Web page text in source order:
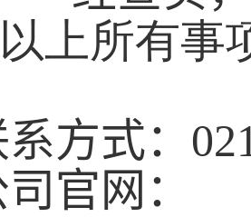
以上所有事
方式：
官网：